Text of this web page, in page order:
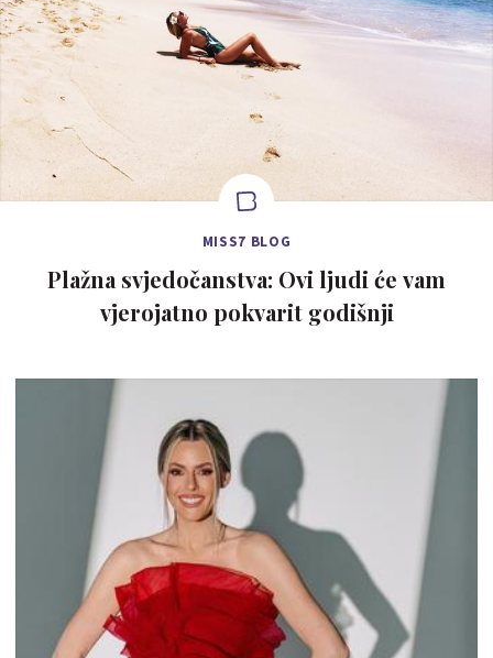
MISS7 BLOG
Plažna svjedočanstva: Ovi ljudi će vam
vjerojatno pokvarit godišnji